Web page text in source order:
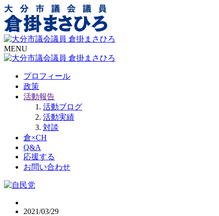
MENU
プロフィール
政策
活動報告
活動ブログ
活動実績
対談
倉×CH
Q&A
応援する
お問い合わせ
2021/03/29